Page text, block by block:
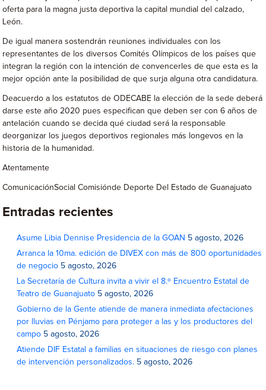
oferta para la magna justa deportiva la capital mundial del calzado,
León.
De igual manera sostendrán reuniones individuales con los
representantes de los diversos Comités Olímpicos de los países que
integran la región con la intención de convencerles de que esta es la
mejor opción ante la posibilidad de que surja alguna otra candidatura.
Deacuerdo a los estatutos de ODECABE la elección de la sede deberá
darse este año 2020 pues especifican que deben ser con 6 años de
antelación cuando se decida qué ciudad será la responsable
deorganizar los juegos deportivos regionales más longevos en la
historia de la humanidad.
Atentamente
ComunicaciónSocial Comisiónde Deporte Del Estado de Guanajuato
Entradas recientes
Asume Libia Dennise Presidencia de la GOAN 5 agosto, 2026
Arranca la 10ma. edición de DIVEX con más de 800 oportunidades
de negocio 5 agosto, 2026
La Secretaría de Cultura invita a vivir el 8.º Encuentro Estatal de
Teatro de Guanajuato 5 agosto, 2026
Gobierno de la Gente atiende de manera inmediata afectaciones
por lluvias en Pénjamo para proteger a las y los productores del
campo 5 agosto, 2026
Atiende DIF Estatal a familias en situaciones de riesgo con planes
de intervención personalizados. 5 agosto, 2026